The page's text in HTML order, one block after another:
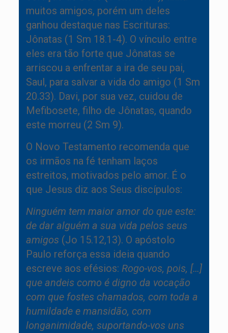
muitos amigos, porém um deles
ganhou destaque nas Escrituras:
Jônatas (1 Sm 18.1-4). O vínculo entre
eles era tão forte que Jônatas se
arriscou a enfrentar a ira de seu pai,
Saul, para salvar a vida do amigo (1 Sm
20.33). Davi, por sua vez, cuidou de
Mefibosete, filho de Jônatas, quando
este morreu (2 Sm 9).
O Novo Testamento recomenda que
os irmãos na fé tenham laços
estreitos, motivados pelo amor. É o
que Jesus diz aos Seus discípulos:
Ninguém tem maior amor do que este:
de dar alguém a sua vida pelos seus
amigos (Jo 15.12,13). O apóstolo
Paulo reforça essa ideia quando
escreve aos efésios: Rogo-vos, pois, […]
que andeis como é digno da vocação
com que fostes chamados, com toda a
humildade e mansidão, com
longanimidade, suportando-vos uns